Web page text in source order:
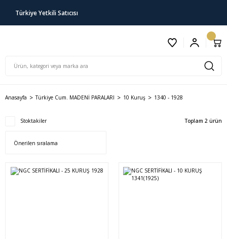
Türkiye Yetkili Satıcısı
Anasayfa Türkiye Cum. MADENİ PARALARI 10 Kuruş 1340 - 1928
Stoktakiler Toplam 2 ürün